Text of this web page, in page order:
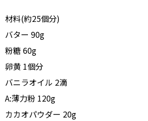
材料(約25個分)
バター 90g
粉糖 60g
卵黄 1個分
バニラオイル 2滴
A:薄力粉 120g
カカオパウダー 20g